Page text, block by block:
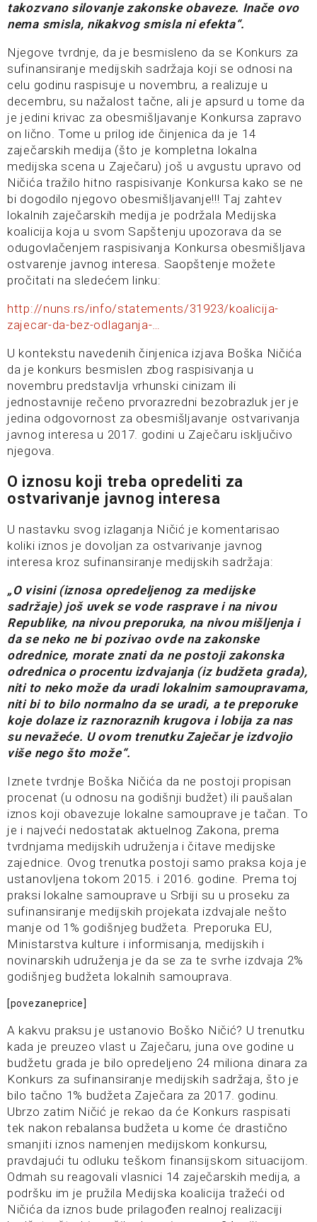
takozvano silovanje zakonske obaveze. Inače ovo
nema smisla, nikakvog smisla ni efekta“.
Njegove tvrdnje, da je besmisleno da se Konkurs za
sufinansiranje medijskih sadržaja koji se odnosi na
celu godinu raspisuje u novembru, a realizuje u
decembru, su nažalost tačne, ali je apsurd u tome da
je jedini krivac za obesmišljavanje Konkursa zapravo
on lično. Tome u prilog ide činjenica da je 14
zaječarskih medija (što je kompletna lokalna
medijska scena u Zaječaru) još u avgustu upravo od
Ničića tražilo hitno raspisivanje Konkursa kako se ne
bi dogodilo njegovo obesmišljavanje!!! Taj zahtev
lokalnih zaječarskih medija je podržala Medijska
koalicija koja u svom Sapštenju upozorava da se
odugovlačenjem raspisivanja Konkursa obesmišljava
ostvarenje javnog interesa. Saopštenje možete
pročitati na sledećem linku:
http://nuns.rs/info/statements/31923/koalicija-
zajecar-da-bez-odlaganja-…
U kontekstu navedenih činjenica izjava Boška Ničića
da je konkurs besmislen zbog raspisivanja u
novembru predstavlja vrhunski cinizam ili
jednostavnije rečeno prvorazredni bezobrazluk jer je
jedina odgovornost za obesmišljavanje ostvarivanja
javnog interesa u 2017. godini u Zaječaru isključivo
njegova.
O iznosu koji treba opredeliti za
ostvarivanje javnog interesa
U nastavku svog izlaganja Ničić je komentarisao
koliki iznos je dovoljan za ostvarivanje javnog
interesa kroz sufinansiranje medijskih sadržaja:
„O visini (iznosa opredeljenog za medijske
sadržaje) još uvek se vode rasprave i na nivou
Republike, na nivou preporuka, na nivou mišljenja i
da se neko ne bi pozivao ovde na zakonske
odrednice, morate znati da ne postoji zakonska
odrednica o procentu izdvajanja (iz budžeta grada),
niti to neko može da uradi lokalnim samoupravama,
niti bi to bilo normalno da se uradi, a te preporuke
koje dolaze iz raznoraznih krugova i lobija za nas
su nevažeće. U ovom trenutku Zaječar je izdvojio
više nego što može“.
Iznete tvrdnje Boška Ničića da ne postoji propisan
procenat (u odnosu na godišnji budžet) ili paušalan
iznos koji obavezuje lokalne samouprave je tačan. To
je i najveći nedostatak aktuelnog Zakona, prema
tvrdnjama medijskih udruženja i čitave medijske
zajednice. Ovog trenutka postoji samo praksa koja je
ustanovljena tokom 2015. i 2016. godine. Prema toj
praksi lokalne samouprave u Srbiji su u proseku za
sufinansiranje medijskih projekata izdvajale nešto
manje od 1% godišnjeg budžeta. Preporuka EU,
Ministarstva kulture i informisanja, medijskih i
novinarskih udruženja je da se za te svrhe izdvaja 2%
godišnjeg budžeta lokalnih samouprava.
[povezaneprice]
A kakvu praksu je ustanovio Boško Ničić? U trenutku
kada je preuzeo vlast u Zaječaru, juna ove godine u
budžetu grada je bilo opredeljeno 24 miliona dinara za
Konkurs za sufinansiranje medijskih sadržaja, što je
bilo tačno 1% budžeta Zaječara za 2017. godinu.
Ubrzo zatim Ničić je rekao da će Konkurs raspisati
tek nakon rebalansa budžeta u kome će drastično
smanjiti iznos namenjen medijskom konkursu,
pravdajući tu odluku teškom finansijskom situacijom.
Odmah su reagovali vlasnici 14 zaječarskih medija, a
podršku im je pružila Medijska koalicija tražeći od
Ničića da iznos bude prilagođen realnoj realizaciji